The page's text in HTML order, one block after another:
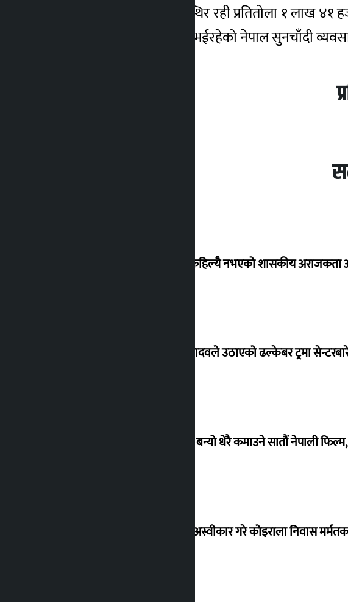
त्यस्तै, तेजावी सुनको मूल्य स्थिर रही प्रतितोला १ लाख
१८ सय ५ रुपैयाँमा कारोबार भईरहेको नेपाल सुनचाँदी
‘देशमा कहिल्यै नभएको शासकीय
सांसद यादवले उठाएको ढल्केबर ट्रमा
‘गौंथली’ बन्यो धेरै कमाउने सातौं नेपाली
शेखरले अस्वीकार गरे कोइराला निवास